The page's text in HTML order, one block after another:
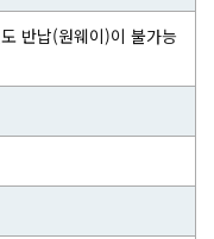
반납(원웨이)이 불가능